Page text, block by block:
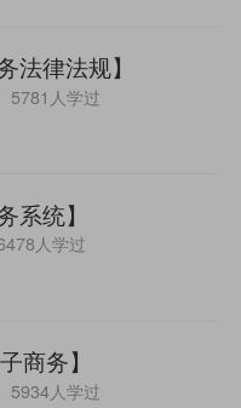
法律法规】
5781人学过
系统】
人学过
商务】
5934人学过